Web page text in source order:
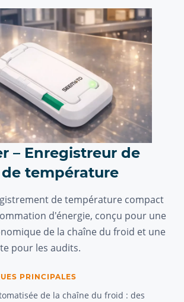
– Enregistreur de
température
de température compact
d'énergie, conçu pour une
de la chaîne du froid et une
pour les audits.
PRINCIPALES
de la chaîne du froid : des